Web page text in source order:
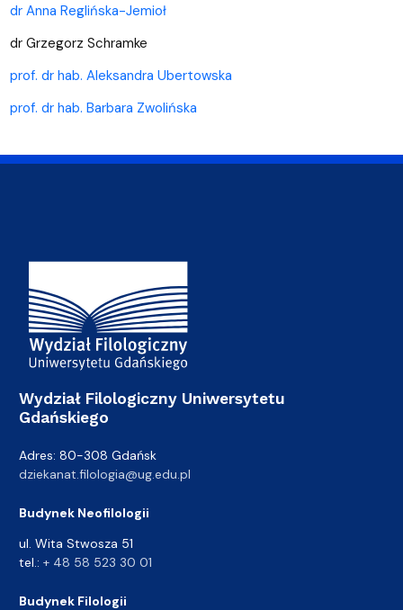
dr Anna Reglińska-Jemioł
dr Grzegorz Schramke
prof. dr hab. Aleksandra Ubertowska
prof. dr hab. Barbara Zwolińska
Adres Wydziału
Wydział Filologiczny Uniwersytetu
Gdańskiego
Adres: 80-308 Gdańsk
dziekanat.filologia@ug.edu.pl
Budynek Neofilologii
ul. Wita Stwosza 51
tel.: + 48 58 523 30 01
Budynek Filologii